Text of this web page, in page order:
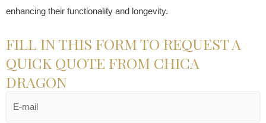
enhancing their functionality and longevity.
FILL IN THIS FORM TO REQUEST A
QUICK QUOTE FROM CHICA
DRAGON